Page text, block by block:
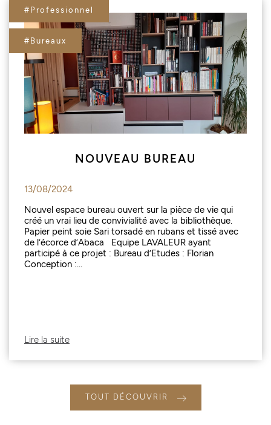
#Professionnel
#Bureaux
NOUVEAU BUREAU
13/08/2024
Nouvel espace bureau ouvert sur la pièce de vie qui
créé un vrai lieu de convivialité avec la bibliothèque.
Papier peint soie Sari torsadé en rubans et tissé avec
de l’écorce d’Abaca Equipe LAVALEUR ayant
participé à ce projet : Bureau d’Etudes : Florian
Conception :...
Lire la suite
TOUT DÉCOUVRIR